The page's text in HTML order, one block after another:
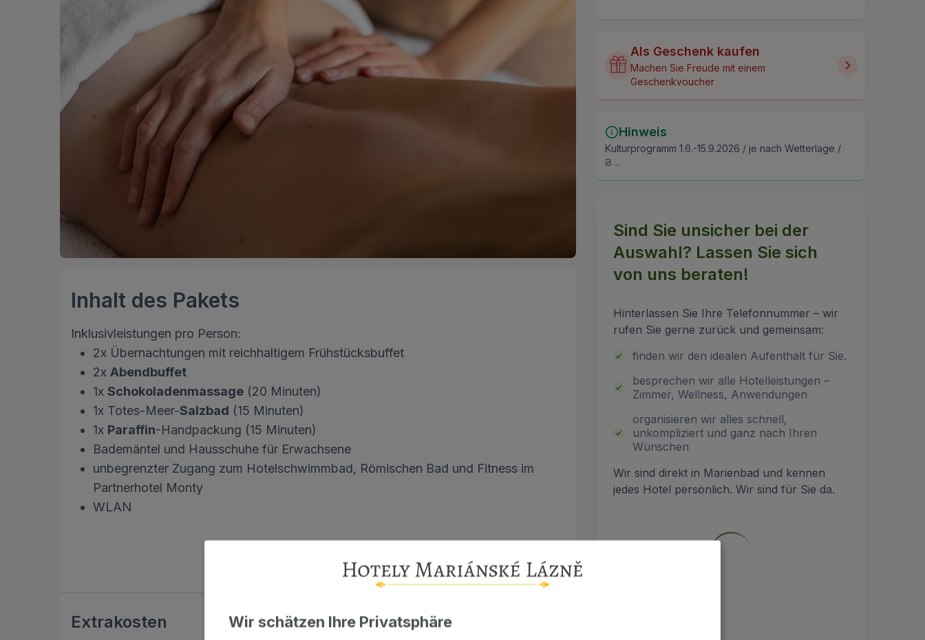
Inhalt des Pakets
Inklusivleistungen pro Person:
2x Übernachtungen mit reichhaltigem Frühstücksbuffet
2x Abendbuffet
1x Schokoladenmassage (20 Minuten)
1x Totes-Meer-Salzbad (15 Minuten)
1x Paraffin-Handpackung (15 Minuten)
Bademäntel und Hausschuhe für Erwachsene
unbegrenzter Zugang zum Hotelschwimmbad, Römischen Bad und Fitness im
Partnerhotel Monty
WLAN
Extrakosten
Als Geschenk kaufen
Machen Sie Freude mit einem
Geschenkvoucher
Hinweis
Kulturprogramm 1.6.-15.9.2026 / je nach Wetterlage /
Ϩ ...
Sind Sie unsicher bei der
Auswahl? Lassen Sie sich
von uns beraten!
Hinterlassen Sie Ihre Telefonnummer – wir
rufen Sie gerne zurück und gemeinsam:
finden wir den idealen Aufenthalt für Sie.
besprechen wir alle Hotelleistungen –
Zimmer, Wellness, Anwendungen
organisieren wir alles schnell,
unkompliziert und ganz nach Ihren
Wünschen
Wir sind direkt in Marienbad und kennen
jedes Hotel persönlich. Wir sind für Sie da.
Wir schätzen Ihre Privatsphäre